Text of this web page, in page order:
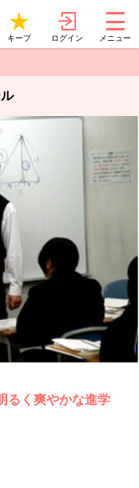
キープ ログイン メニュー
るく爽やかな進学